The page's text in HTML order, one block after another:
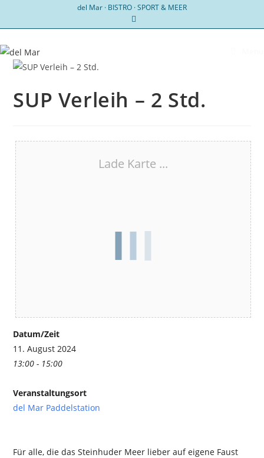
del Mar · BISTRO · SPORT & MEER
SUP Verleih – 2 Std.
Lade Karte ...
Datum/Zeit
11. August 2024
13:00 - 15:00
Veranstaltungsort
del Mar Paddelstation
Für alle, die das Steinhuder Meer lieber auf eigene Faust